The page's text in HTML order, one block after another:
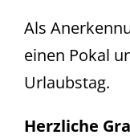
Als
einen Pokal
Urlaubstag.
Herzliche